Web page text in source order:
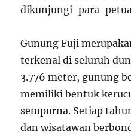
Gunung Fuji
terkenal di seluruh
3.776 meter, gunung
memiliki bentuk
sempurna. Setiap
dan wisatawan